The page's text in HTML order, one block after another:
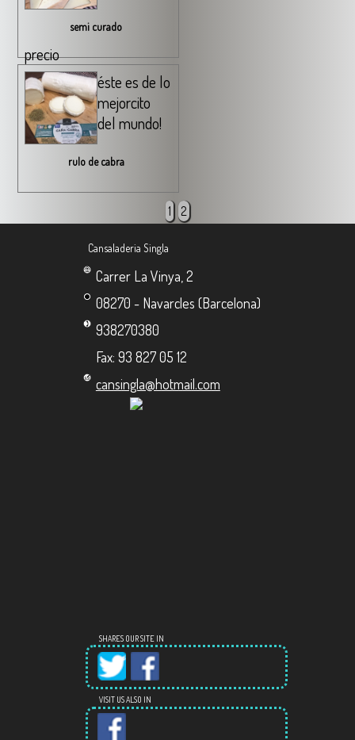
semi curado
precio
rulo de cabra
éste es de lo
mejorcito
del mundo!
1 2
Cansaladeria Singla
Carrer La Vinya, 2
08270 - Navarcles (Barcelona)
938270380
Fax: 93 827 05 12
cansingla@hotmail.com
SHARES OUR SITE IN
VISIT US ALSO IN